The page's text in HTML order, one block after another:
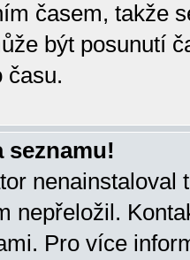
časem, takže
být posunutí
času.
seznamu!
nenainstaloval
nepřeložil.
Pro více